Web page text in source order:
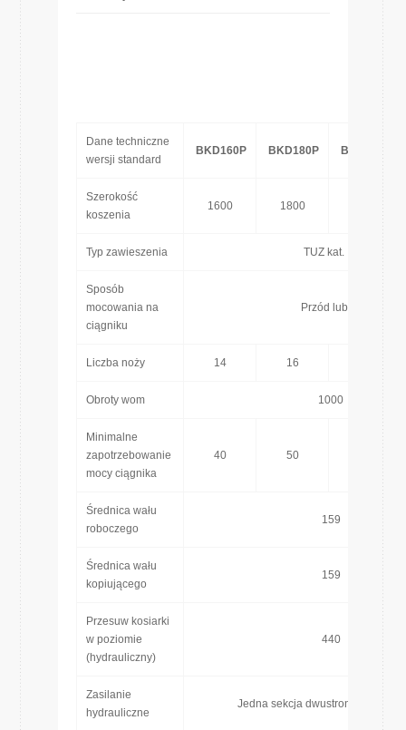
Dane techniczne
wersji standard
BKD160P BKD180P BKD200P
Szerokość
koszenia
1600 1800
Typ zawieszenia TUZ kat. I/II
Sposób
mocowania na
ciągniku
Przód lub tył
Liczba noży 14 16
Obroty wom 1000
Minimalne
zapotrzebowanie
mocy ciągnika
40 50
Średnica wału
roboczego
159
Średnica wału
kopiującego
159
Przesuw kosiarki
w poziomie
(hydrauliczny)
440
Zasilanie
hydrauliczne
Jedna sekcja dwustronnego